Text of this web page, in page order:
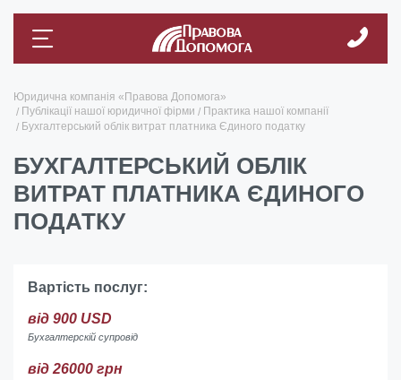
Юридична компанія «Правова Допомога»
Публікації нашої юридичної фірми
Практика нашої компанії
Бухгалтерський облік витрат платника Єдиного податку
БУХГАЛТЕРСЬКИЙ ОБЛІК
ВИТРАТ ПЛАТНИКА ЄДИНОГО
ПОДАТКУ
Вартість послуг:
від 900 USD
Бухгалтерскій супровід
від 26000 грн